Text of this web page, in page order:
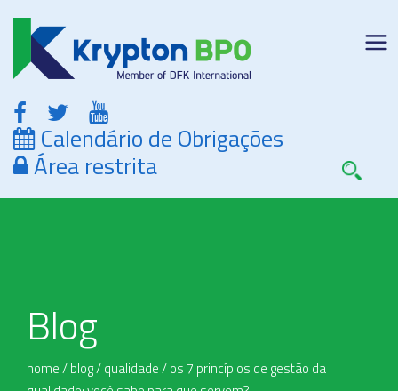
Calendário de Obrigações
Área restrita
Blog
home/blog/qualidade/os 7 princípios de gestão da